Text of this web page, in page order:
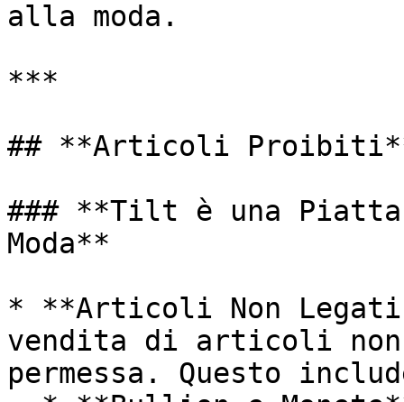
alla moda.
***
## **Articoli
### **Tilt è una
Moda**
* **Articoli Non
vendita di articoli non
permessa. Questo